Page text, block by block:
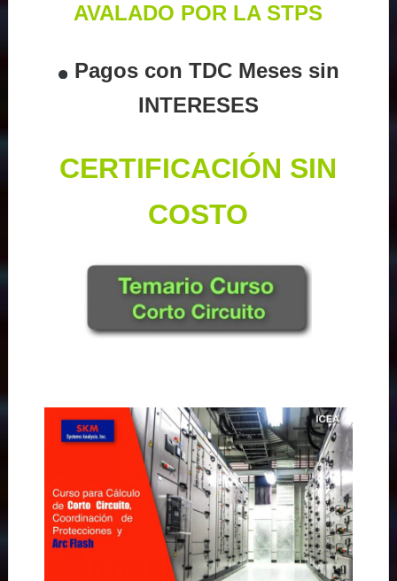
AVALADO POR LA STPS
Pagos con TDC Meses sin
INTERESES
CERTIFICACIÓN SIN
COSTO